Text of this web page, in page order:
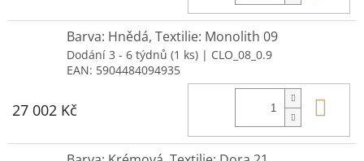
Barva: Hnědá, Textilie: Monolith 09
Dodání 3 - 6 týdnů (1 ks) | CLO_08_0.9
EAN: 5904484094935
27 002 Kč